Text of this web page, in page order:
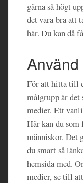
gärna så högt
det vara bra att
här. Du kan då
För att hitta till
målgrupp är det
medier. Ett
Här kan du
människor. Det
du smart så
hemsida med.
medier, se till